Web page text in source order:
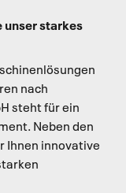
unser starkes
nach
steht für ein
Neben den
Ihnen innovative